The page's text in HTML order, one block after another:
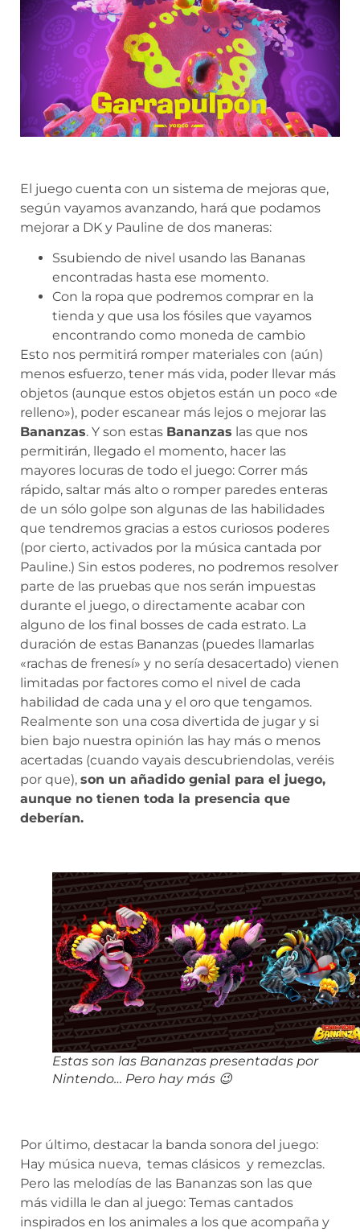
El juego cuenta con un sistema de mejoras que,
según vayamos avanzando, hará que podamos
mejorar a DK y Pauline de dos maneras:
Ssubiendo de nivel usando las Bananas
encontradas hasta ese momento.
Con la ropa que podremos comprar en la
tienda y que usa los fósiles que vayamos
encontrando como moneda de cambio
Esto nos permitirá romper materiales con (aún)
menos esfuerzo, tener más vida, poder llevar más
objetos (aunque estos objetos están un poco «de
relleno»), poder escanear más lejos o mejorar las
Bananzas. Y son estas Bananzas las que nos
permitirán, llegado el momento, hacer las
mayores locuras de todo el juego: Correr más
rápido, saltar más alto o romper paredes enteras
de un sólo golpe son algunas de las habilidades
que tendremos gracias a estos curiosos poderes
(por cierto, activados por la música cantada por
Pauline.) Sin estos poderes, no podremos resolver
parte de las pruebas que nos serán impuestas
durante el juego, o directamente acabar con
alguno de los final bosses de cada estrato. La
duración de estas Bananzas (puedes llamarlas
«rachas de frenesí» y no sería desacertado) vienen
limitadas por factores como el nivel de cada
habilidad de cada una y el oro que tengamos.
Realmente son una cosa divertida de jugar y si
bien bajo nuestra opinión las hay más o menos
acertadas (cuando vayais descubriendolas, veréis
por que), son un añadido genial para el juego,
aunque no tienen toda la presencia que
deberían.
Estas son las Bananzas presentadas por
Nintendo… Pero hay más 😉
Por último, destacar la banda sonora del juego:
Hay música nueva, temas clásicos y remezclas.
Pero las melodías de las Bananzas son las que
más vidilla le dan al juego: Temas cantados
inspirados en los animales a los que acompaña y